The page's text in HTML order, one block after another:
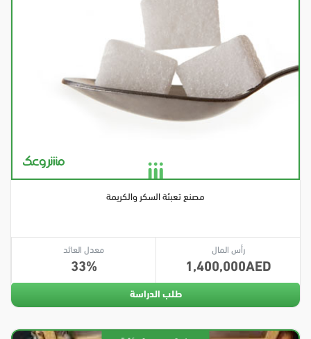
مصنع تعبئة السكر والكريمة
رأس المال
1,400,000
معدل العائد
33
طلب الدراسة